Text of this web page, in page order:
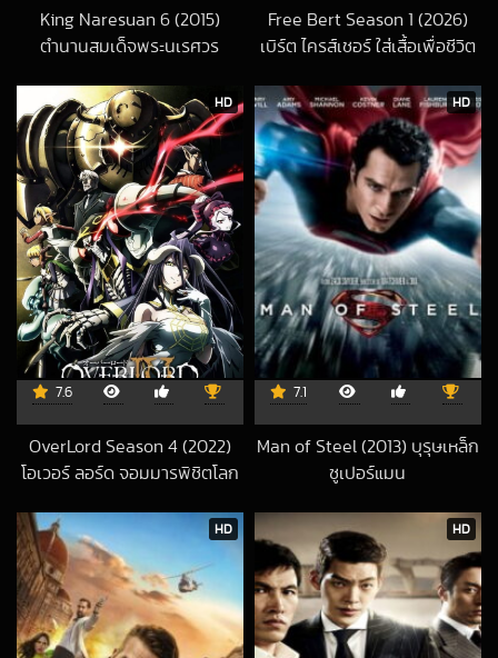
King Naresuan 6 (2015)
ตำนานสมเด็จพระนเรศวร
2016-04-25 UTC
Free Bert Season 1 (2026)
เบิร์ต ไครส์เชอร์ ใส่เสื้อเพื่อชีวิต
HD
7.6
OverLord Season 4 (2022)
โอเวอร์ ลอร์ด จอมมารพิชิตโลก
2026-02-21 UTC
HD
7.1
Man of Steel (2013) บุรุษเหล็ก
ซูเปอร์แมน
HD HD